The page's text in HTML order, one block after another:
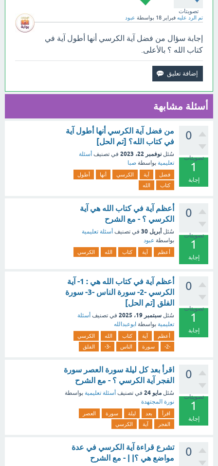
تصويتات
تم الرد عليه فبراير 18 بواسطة عبود
إجابة سؤال من فضل آية الكرسي أنها أطول آية في
كتاب الله ؟ بالأعلى.
أسئلة مشابهة
0
تصويتات
1
إجابة
من فضل آية الكرسي أنها أطول آية
في كتاب الله؟ [تم الحل]
سُئل نوفمبر 22، 2023 في تصنيف أسئلة
تعليمية بواسطة صبا
فضل آية الكرسي أنها
أطول
كتاب
الله
0
تصويتات
1
إجابة
أعظم آية في كتاب الله هي آية
الكرسي ؟ - مع الشرح
سُئل أبريل 30 في تصنيف أسئلة تعليمية
بواسطة عبود
أعظم آية كتاب الله الكرسي
0
تصويتات
1
إجابة
أعظم آية في كتاب الله هي : 1- آية
الكرسي -2- سورة الناس -3- سورة
الفلق [تم الحل]
سُئل سبتمبر 19، 2025 في تصنيف أسئلة
تعليمية بواسطة ابوعبدالله
أعظم آية كتاب الله
الكرسي
-2-
سورة الناس -3- الفلق
0
تصويتات
1
إجابة
اقرأ بعد كل ليلة سورة العصر سورة
الفجر آية الكرسي ؟ - مع الشرح
سُئل مايو 24 في تصنيف أسئلة تعليمية بواسطة
نورة المجتهدة
اقرأ بعد ليلة سورة
العصر
الفجر
آية الكرسي
0
تشرع قراءة آية الكرسي في عدة
مواضع هي ؟| | - مع الشرح